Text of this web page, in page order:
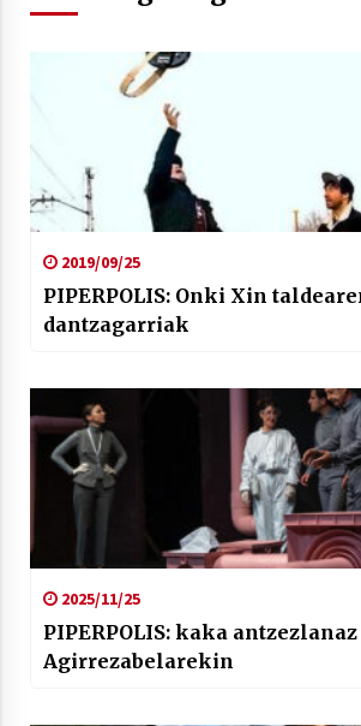
2019/09/25
PIPERPOLIS: Onki Xin
dantzagarriak
2025/11/25
PIPERPOLIS: kaka
Agirrezabelarekin